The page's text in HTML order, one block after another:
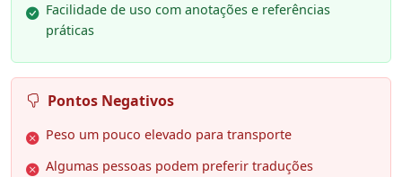
Facilidade de uso com anotações e referências
práticas
Pontos Negativos
Peso um pouco elevado para transporte
Algumas pessoas podem preferir traduções